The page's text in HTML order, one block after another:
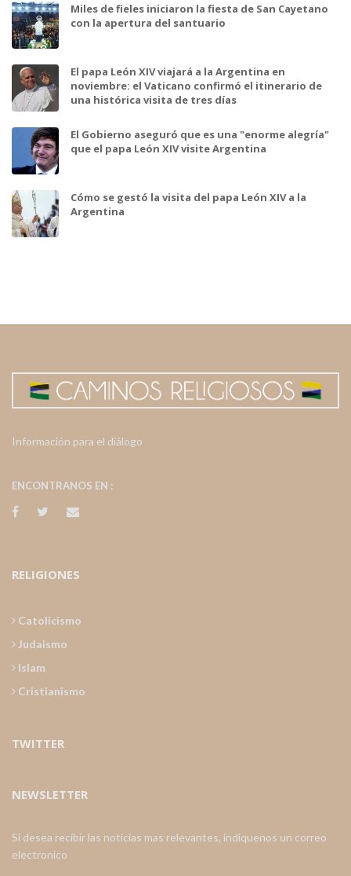
Miles de fieles iniciaron la fiesta de San Cayetano
con la apertura del santuario
El papa León XIV viajará a la Argentina en
noviembre: el Vaticano confirmó el itinerario de
una histórica visita de tres días
El Gobierno aseguró que es una "enorme alegría"
que el papa León XIV visite Argentina
Cómo se gestó la visita del papa León XIV a la
Argentina
Información para el diálogo
ENCONTRANOS EN :
RELIGIONES
Catolicismo
Judaismo
Islam
Cristianismo
TWITTER
NEWSLETTER
Si desea recibir las noticias mas relevantes, indiquenos un correo
electronico